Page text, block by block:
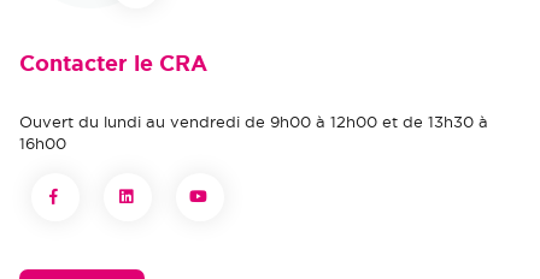
Contacter le CRA
Ouvert du lundi au vendredi de 9h00 à 12h00 et de 13h30 à
16h00